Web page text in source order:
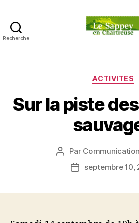
Recherche
en
ACTIVITES
Sur la piste
Auteur
l’article
Par
Dateseptembre 10,